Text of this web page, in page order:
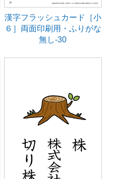
漢字フラッシュカード［小
６］両面印刷用・ふりがな
無し-30